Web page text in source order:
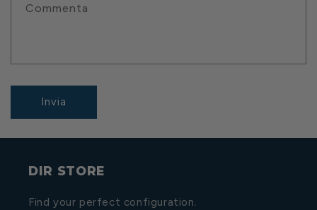
Commenta
Invia
DIR STORE
Find your perfect configuration.